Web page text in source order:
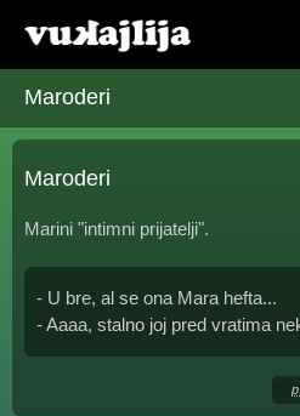
Maroderi
Maroderi
Marini "intimni prijatelji".
- U bre, al se ona Mara hefta...
- Aaaa, stalno joj pred vratima